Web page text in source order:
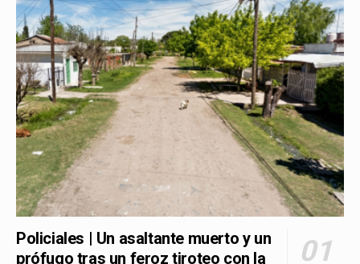
Policiales | Un asaltante muerto y un
prófugo tras un feroz tiroteo con la